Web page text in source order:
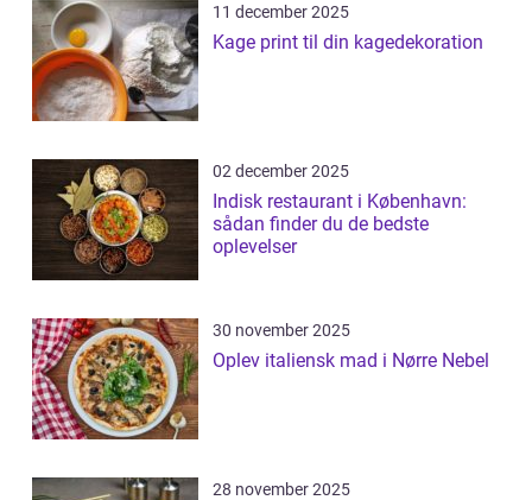
11 december 2025
Kage print til din kagedekoration
02 december 2025
Indisk restaurant i København:
sådan finder du de bedste
oplevelser
30 november 2025
Oplev italiensk mad i Nørre Nebel
28 november 2025